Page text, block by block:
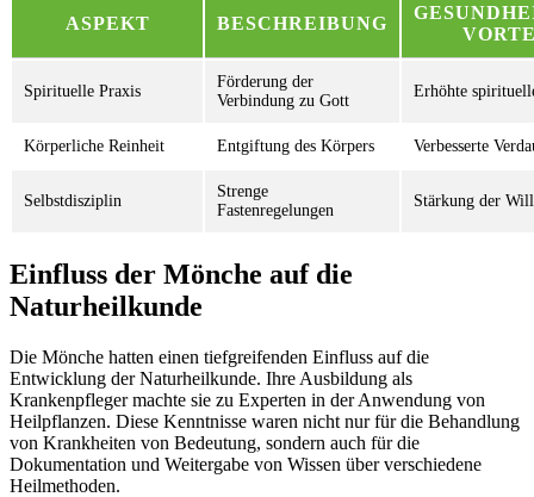
ASPEKT BESCHREIBUNG
Spirituelle Praxis
Förderung der
Verbindung zu Gott
Erhöhte
Körperliche Reinheit Entgiftung des Körpers Verbesserte
Selbstdisziplin
Strenge
Fastenregelungen
Stärkung der
Einfluss der Mönche auf die
Naturheilkunde
Die Mönche hatten einen tiefgreifenden Einfluss auf die
Entwicklung der Naturheilkunde. Ihre Ausbildung als
Krankenpfleger machte sie zu Experten in der Anwendung von
Heilpflanzen. Diese Kenntnisse waren nicht nur für die Behandlung
von Krankheiten von Bedeutung, sondern auch für die
Dokumentation und Weitergabe von Wissen über verschiedene
Heilmethoden.